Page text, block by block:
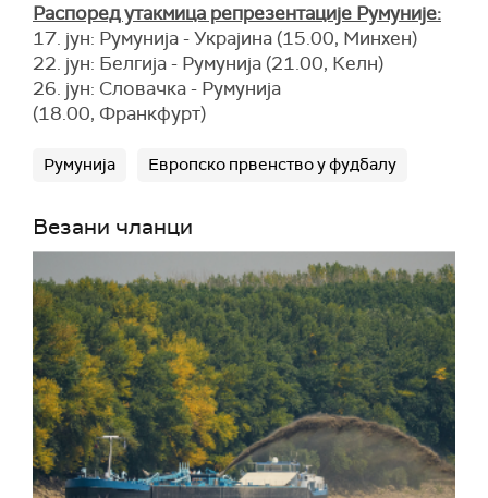
Распоред утакмица репрезентације Румуније:
17. јун: Румунија - Украјина (15.00, Минхен)
22. јун: Белгија - Румунија (21.00, Келн)
26. јун: Словачка - Румунија
(18.00, Франкфурт)
Румунија Европско првенство у фудбалу
Везани чланци